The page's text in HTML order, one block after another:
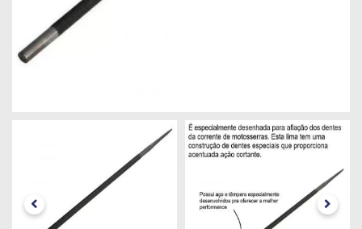
Construção
Materiais
Elétricos
Tintas
e